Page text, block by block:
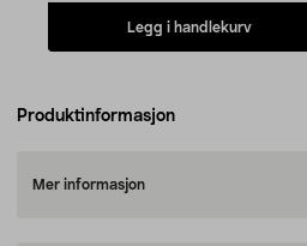
Legg i handlekurv
Produktinformasjon
Mer informasjon